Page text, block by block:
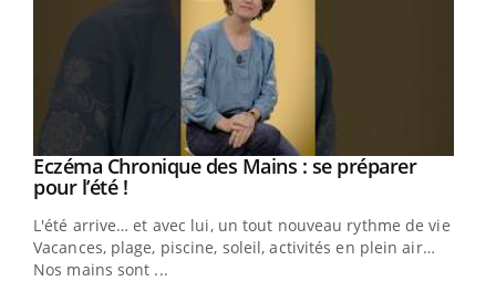
Youtube
Eczéma Chronique des Mains : se préparer
pour l’été !Youtube
L'été arrive… et avec lui, un tout nouveau rythme de vie !
Vacances, plage, piscine, soleil, activités en plein air…
Nos mains sont ...
Youtube
Diabète & Ramadan 2026Youtube
Le Ramadan approche, et, pour de nombreuses
personnes atteintes de diabète, c'est une période de
questions, de défis, mais ...